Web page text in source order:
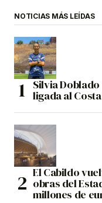
NOTICIAS MÁS LEÍDAS
Silvia
ligada al
El Cabildo
obras del
millones de